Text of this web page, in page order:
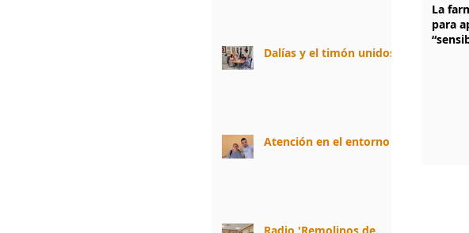
Dalías y el timón unidos.
Atención en el entorno
La
para